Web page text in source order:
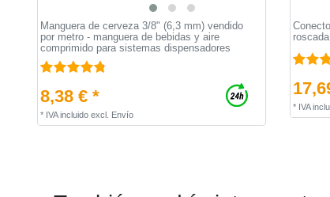
Manguera de cerveza 3/8" (6,3 mm) vendido
por metro - manguera de bebidas y aire
comprimido para sistemas dispensadores
8,38 € *
* IVA incluidoexcl. Envío
* IVA